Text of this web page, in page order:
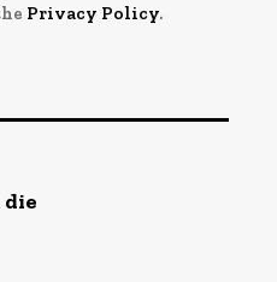
Privacy Policy.